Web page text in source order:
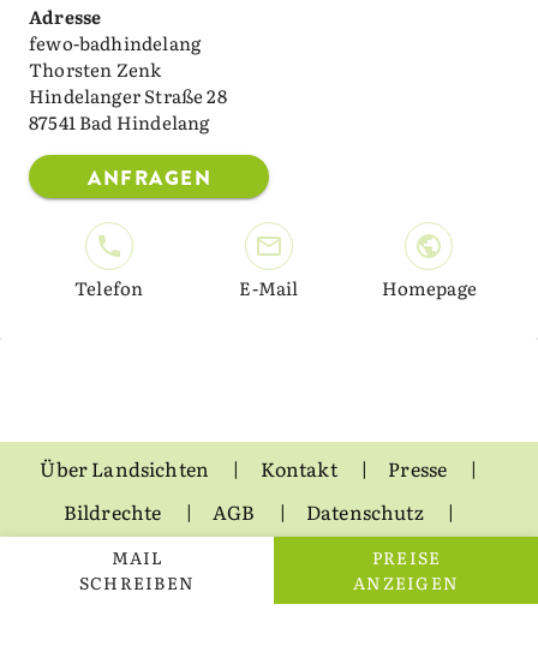
MAIL
SCHREIBEN
PREISE
ANZEIGEN
Adresse
fewo-badhindelang
Thorsten Zenk
Hindelanger Straße 28
87541 Bad Hindelang
ANFRAGEN
Telefon E-Mail Homepage
Über Landsichten Kontakt
Presse
Bildrechte
AGB
Datenschutz